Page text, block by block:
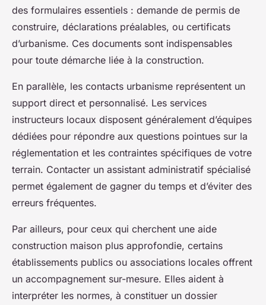
des formulaires essentiels : demande de permis de
construire, déclarations préalables, ou certificats
d’urbanisme. Ces documents sont indispensables
pour toute démarche liée à la construction.
En parallèle, les contacts urbanisme représentent un
support direct et personnalisé. Les services
instructeurs locaux disposent généralement d’équipes
dédiées pour répondre aux questions pointues sur la
réglementation et les contraintes spécifiques de votre
terrain. Contacter un assistant administratif spécialisé
permet également de gagner du temps et d’éviter des
erreurs fréquentes.
Par ailleurs, pour ceux qui cherchent une aide
construction maison plus approfondie, certains
établissements publics ou associations locales offrent
un accompagnement sur-mesure. Elles aident à
interpréter les normes, à constituer un dossier